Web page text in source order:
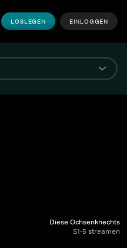
LOSLEGEN EINLOGGEN
Diese Ochsenknechts
S1-5 streamen